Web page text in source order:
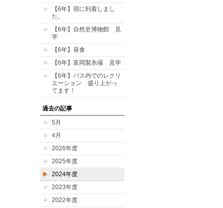
【6年】宿に到着しまし
た。
【6年】自然史博物館 見
学
【6年】昼食
【6年】富岡製糸場 見学
【6年】バス内でのレクリ
エーション 盛り上がっ
てます！
過去の記事
5月
4月
2026年度
2025年度
2024年度
2023年度
2022年度